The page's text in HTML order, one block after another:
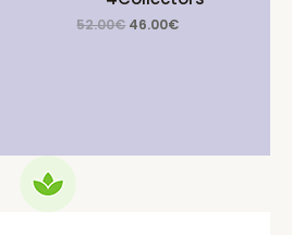
52.00€ Original
46.00€Current